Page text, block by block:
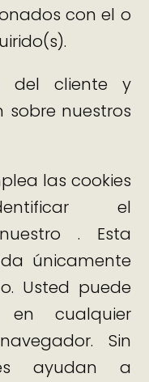
con el o
del cliente y
sobre nuestros
las cookies
el
. Esta
únicamente
Usted puede
en cualquier
Sin
ayudan a